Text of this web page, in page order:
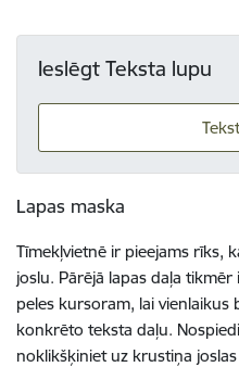
Ieslēgt Teksta lupu
Lapas maska
Tīmekļvietnē ir pieejams rīks,
joslu. Pārējā lapas daļa
peles kursoram, lai
konkrēto teksta daļu.
noklikšķiniet uz krustiņa